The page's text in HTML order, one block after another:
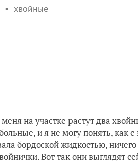
хвойные
на участке растут два
и я не могу понять, как с
бордоской жидкостью,
Вот так они выглядят